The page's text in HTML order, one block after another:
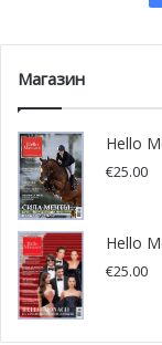
Магазин
Hello
€25.00
Hello
€25.00